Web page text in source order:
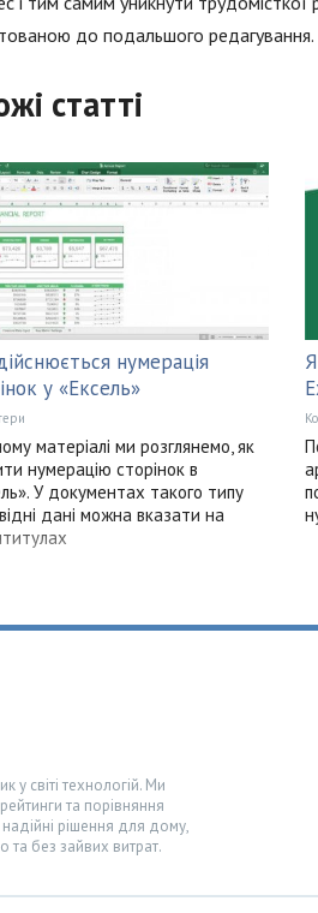
до подальшого редагування.
статті
нумерація
у «Ексель»
матеріалі ми розглянемо, як
нумерацію сторінок в
У документах такого типу
дані можна вказати на
у світі технологій. Ми
та порівняння
рішення для дому,
та без зайвих витрат.